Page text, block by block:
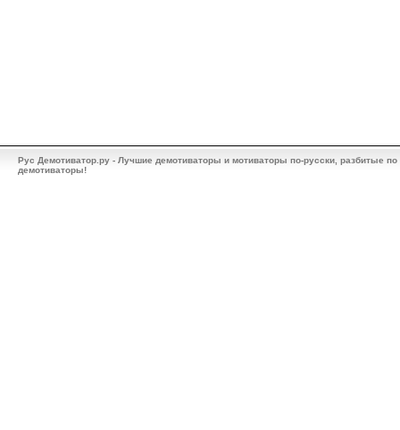
Рус Демотиватор.ру - Лучшие демотиваторы и мотиваторы по-русски, разбитые
демотиваторы!